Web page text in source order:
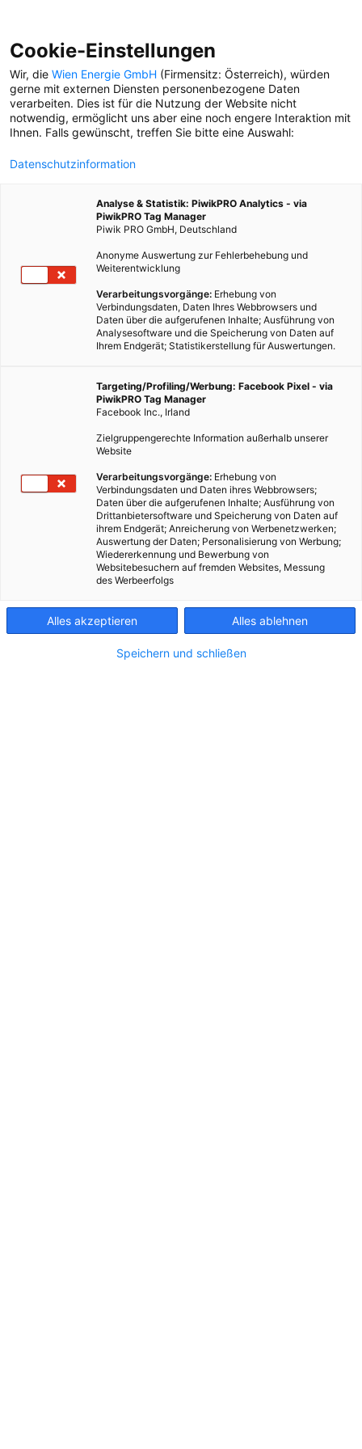
RICHTIG KOMPOSTIEREN
In dieser Folge geht unsere Reporterin Juliane der
ist, einen Kompost anzulegen. Ist es! Wie das
funktioniert, sehen Sie hier.
ie Großmutter unserer Redakteurin Juliane
hatte einen klassischen Komposthaufen. Er war
in einem hinteren Eck des Gartens angelegt und
machte still und heimlich aus dem Biomüll wertvolle
Erde. Eigentlich ist das eine ziemlich faszinierende
Sache – es dauerte aber ein paar Jahre, bis auch ihre
Enkelin auf das Thema aufmerksam wurde. Bloß: Sie
wohnt in der Stadt. Aber geht das nicht vielleicht
trotzdem? Seit Juliane beschlossen hat, dass sie
lernen will, wie sie zuhause kompostiert, spült ihr
Cookie-Einstellungen
Wir, die Wien Energie GmbH (Firmensitz: Österreich), würden
gerne mit externen Diensten personenbezogene Daten
verarbeiten. Dies ist für die Nutzung der Website nicht
notwendig, ermöglicht uns aber eine noch engere Interaktion mit
Ihnen. Falls gewünscht, treffen Sie bitte eine Auswahl:
Datenschutzinformation
Analyse & Statistik: PiwikPRO Analytics - via
PiwikPRO Tag Manager
Piwik PRO GmbH, Deutschland
Anonyme Auswertung zur Fehlerbehebung und
Weiterentwicklung
Verarbeitungsvorgänge: Erhebung von
Verbindungsdaten, Daten Ihres Webbrowsers und
Daten über die aufgerufenen Inhalte; Ausführung von
Analysesoftware und die Speicherung von Daten auf
Ihrem Endgerät; Statistikerstellung für Auswertungen.
Targeting/Profiling/Werbung: Facebook Pixel - via
PiwikPRO Tag Manager
Facebook Inc., Irland
Zielgruppengerechte Information außerhalb unserer
Website
Verarbeitungsvorgänge: Erhebung von
Verbindungsdaten und Daten ihres Webbrowsers;
Daten über die aufgerufenen Inhalte; Ausführung von
Drittanbietersoftware und Speicherung von Daten auf
ihrem Endgerät; Anreicherung von Werbenetzwerken;
Auswertung der Daten; Personalisierung von Werbung;
Wiedererkennung und Bewerbung von
Websitebesuchern auf fremden Websites, Messung
des Werbeerfolgs
Alles akzeptieren Alles ablehnen
Speichern und schließen